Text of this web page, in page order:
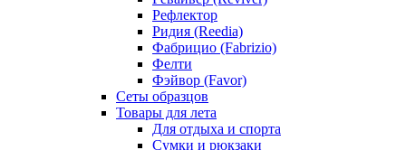
Рефлектор
Ридия (Reedia)
Фабрицио (Fabrizio)
Фелти
Фэйвор (Favor)
Сеты образцов
Товары для лета
Для отдыха и спорта
Сумки и рюкзаки